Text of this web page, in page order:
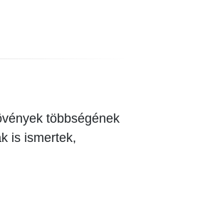
többségének
is ismertek,